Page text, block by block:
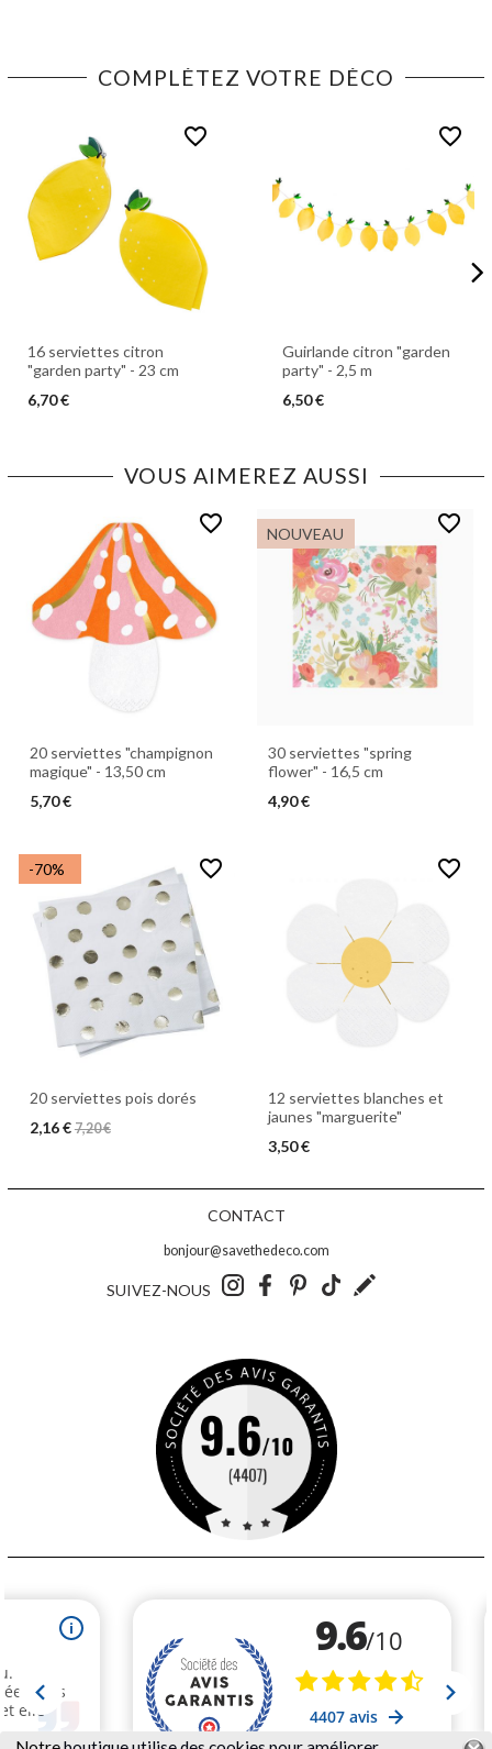
COMPLÉTEZ VOTRE DÉCO
favorite_border
16 serviettes citron
"garden party" - 23 cm
6,70 €
favorite_border
Guirlande citron "garden
party" - 2,5 m
6,50 €
VOUS AIMEREZ AUSSI
favorite_border
20 serviettes "champignon
magique" - 13,50 cm
5,70 €
NOUVEAU favorite_border
30 serviettes "spring
flower" - 16,5 cm
4,90 €
-70% favorite_border
20 serviettes pois dorés
2,16 € 7,20 €
favorite_border
12 serviettes blanches et
jaunes "marguerite"
3,50 €
CONTACT
bonjour@savethedeco.com
SUIVEZ-NOUS